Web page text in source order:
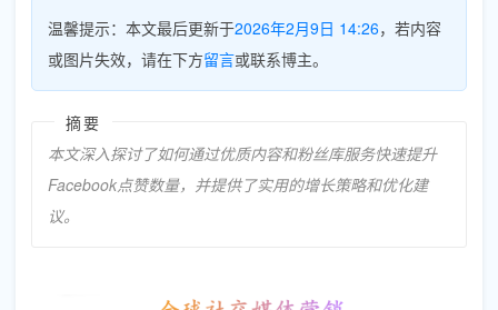
温馨提示：本文最后更新于2026年2月9日 14:26，若内容
或图片失效，请在下方留言或联系博主。
摘要
本文深入探讨了如何通过优质内容和粉丝库服务快速提升
Facebook点赞数量，并提供了实用的增长策略和优化建
议。